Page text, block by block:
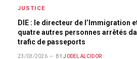
JUSTICE
DIE : le directeur de l’Immigration
quatre autres personnes arrêtés
trafic de passeports
23/03/2026 BY JODEL ALCIDOR